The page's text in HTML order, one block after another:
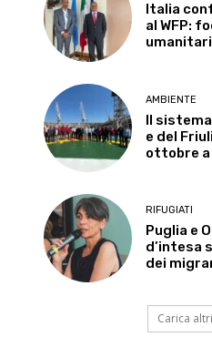
Italia
al WFP:
AMBIENTE
Il
e del
ottobre a
RIFUGIATI
Puglia e
d’intesa
dei
Carica altri